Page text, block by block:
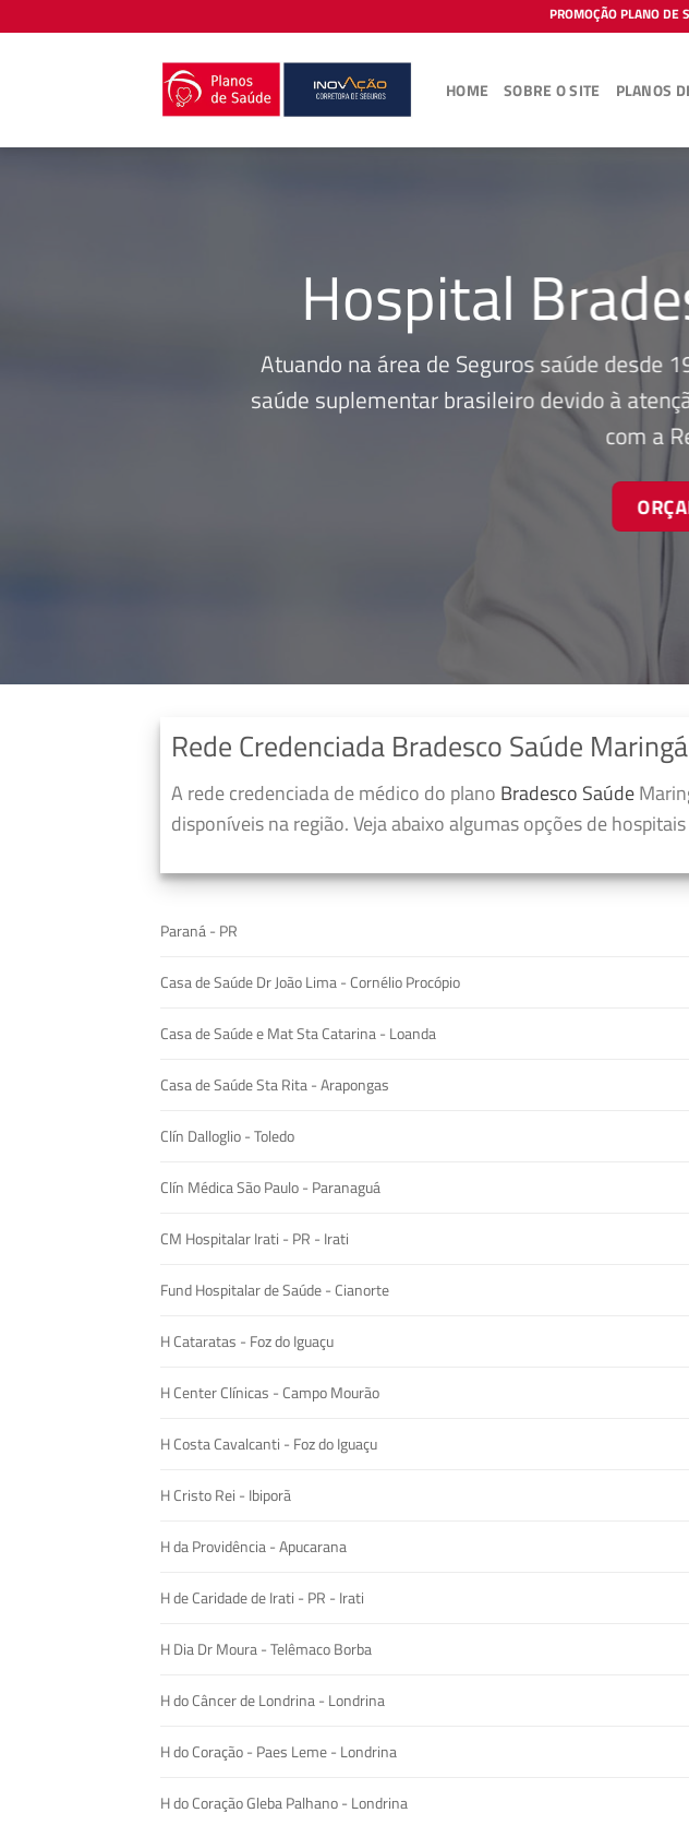
to
PROMOÇÃO PLANO DE
HOME SOBRE O SITE PLANOS
Hospital
Atuando na área de Seguros saúde desde
saúde suplementar brasileiro devido à
com a
Rede Credenciada Bradesco Saúde Maringá
A rede credenciada de médico do plano Bradesco Saúde
disponíveis na região. Veja abaixo algumas opções de
Paraná - PR
Casa de Saúde Dr João Lima - Cornélio Procópio
Casa de Saúde e Mat Sta Catarina - Loanda
Casa de Saúde Sta Rita - Arapongas
Clín Dalloglio - Toledo
Clín Médica São Paulo - Paranaguá
CM Hospitalar Irati - PR - Irati
Fund Hospitalar de Saúde - Cianorte
H Cataratas - Foz do Iguaçu
H Center Clínicas - Campo Mourão
H Costa Cavalcanti - Foz do Iguaçu
H Cristo Rei - Ibiporã
H da Providência - Apucarana
H de Caridade de Irati - PR - Irati
H Dia Dr Moura - Telêmaco Borba
H do Câncer de Londrina - Londrina
H do Coração - Paes Leme - Londrina
H do Coração Gleba Palhano - Londrina